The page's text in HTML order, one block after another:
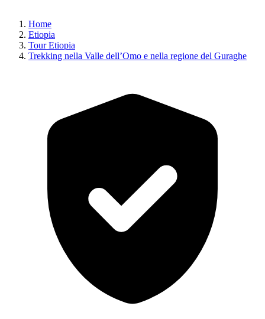
Home
Etiopia
Tour Etiopia
Trekking nella Valle dell’Omo e nella regione del Guraghe